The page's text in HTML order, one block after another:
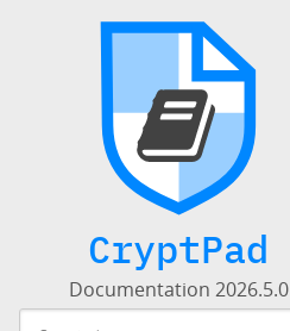
CryptPad
Documentation 2026.5.0